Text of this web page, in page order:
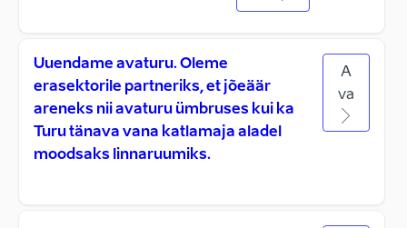
Uuendame avaturu. Oleme
erasektorile partneriks, et jõeäär
areneks nii avaturu ümbruses kui ka
Turu tänava vana katlamaja aladel
moodsaks linnaruumiks.
A
va